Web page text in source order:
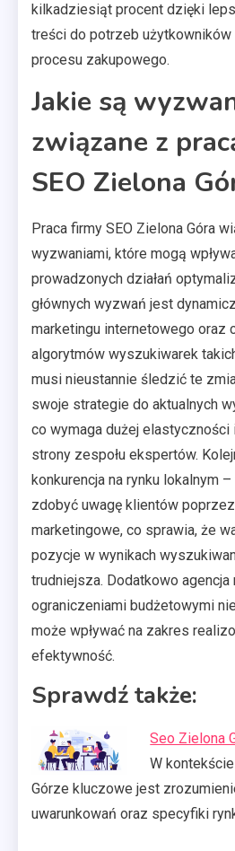
kilkadziesiąt procent dzięki
treści do potrzeb
procesu zakupowego.
Jakie są
związane z
SEO Zielona
Praca firmy SEO Zielona Góra
wyzwaniami, które mogą
prowadzonych działań
głównych wyzwań jest
marketingu internetowego oraz
algorytmów wyszukiwarek
musi nieustannie śledzić te
swoje strategie do aktualnych
co wymaga dużej elastyczności
strony zespołu ekspertów.
konkurencja na rynku lokalnym
zdobyć uwagę klientów
marketingowe, co sprawia, że
pozycje w wynikach
trudniejsza. Dodatkowo
ograniczeniami budżetowymi
może wpływać na zakres
efektywność.
Sprawdź także:
Seo Zielona
W
Górze kluczowe jest
uwarunkowań oraz specyfiki